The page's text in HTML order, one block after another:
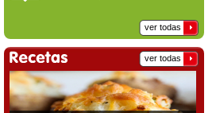
ver todas
ver todas